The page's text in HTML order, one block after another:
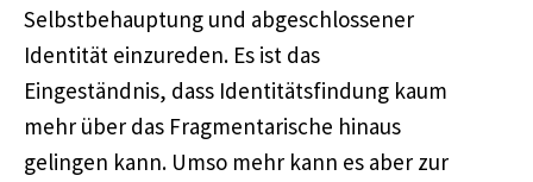
Selbstbehauptung und abgeschlossener
Identität einzureden. Es ist das
Eingeständnis, dass Identitätsfindung kaum
mehr über das Fragmentarische hinaus
gelingen kann. Umso mehr kann es aber zur